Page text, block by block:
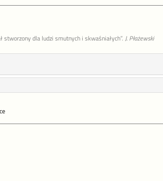
stworzony dla ludzi smutnych i skwaśniałych”. J. Płażewski